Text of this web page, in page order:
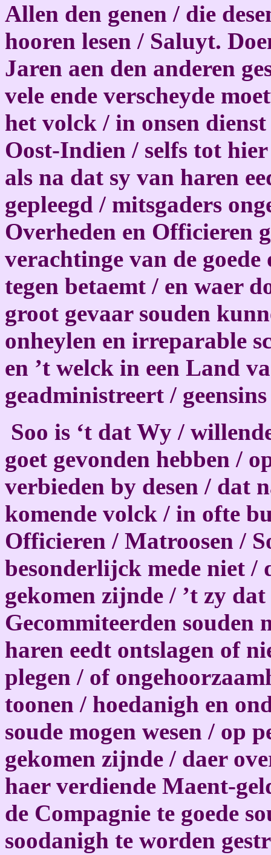
Allen den genen / die
hooren lesen / Saluyt.
Jaren aen den anderen
vele ende verscheyde
het volck / in onsen
Oost-Indien / selfs tot
als na dat sy van haren
gepleegd / mitsgaders
Overheden en Officieren
verachtinge van de
tegen betaemt / en waer
groot gevaar souden
onheylen en irreparable
en ’t welck in een Land
geadministreert /
Soo is ‘t dat Wy /
goet gevonden hebben /
verbieden by desen / dat
komende volck / in ofte
Officieren / Matroosen /
besonderlijck mede niet /
gekomen zijnde / ’t zy
Gecommiteerden souden
haren eedt ontslagen of
plegen / of
toonen / hoedanigh en
soude mogen wesen / op
gekomen zijnde / daer
haer verdiende Maent-
de Compagnie te goede
soodanigh te worden